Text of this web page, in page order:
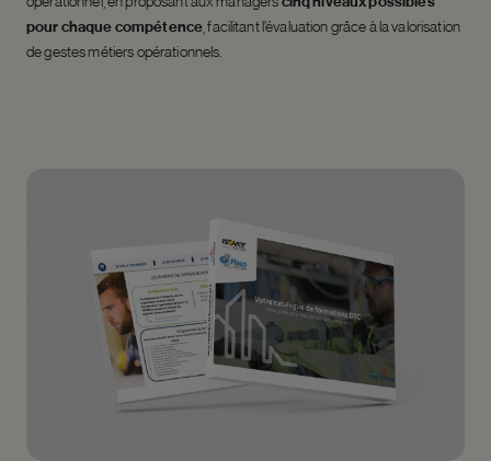
pour chaque compétence , facilitant l’évaluation grâce à la valorisation
de gestes métiers opérationnels.